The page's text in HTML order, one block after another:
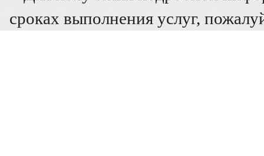
сроках выполнения услуг,